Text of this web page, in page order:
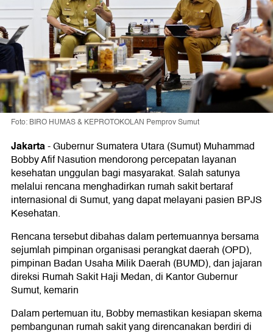
Foto: BIRO HUMAS & KEPROTOKOLAN Pemprov Sumut
Jakarta-Gubernur Sumatera Utara (Sumut) Muhammad
Bobby Afif Nasution mendorong percepatan layanan
kesehatan unggulan bagi masyarakat. Salah satunya
melalui rencana menghadirkan rumah sakit bertaraf
internasional di Sumut, yang dapat melayani pasien BPJS
Kesehatan.
Rencana tersebut dibahas dalam pertemuannya bersama
sejumlah pimpinan organisasi perangkat daerah (OPD),
pimpinan Badan Usaha Milik Daerah (BUMD), dan jajaran
direksi Rumah Sakit Haji Medan, di Kantor Gubernur
Sumut, kemarin
Dalam pertemuan itu, Bobby memastikan kesiapan skema
pembangunan rumah sakit yang direncanakan berdiri di